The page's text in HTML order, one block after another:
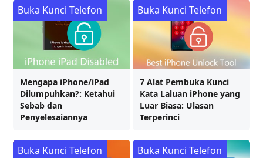
Mengapa iPhone/iPad
Dilumpuhkan?: Ketahui
Sebab dan
Penyelesaiannya
Buka Kunci Telefon
7 Alat Pembuka Kunci
Kata Laluan iPhone yang
Luar Biasa: Ulasan
Terperinci
Buka Kunci Telefon
Buka Kunci Telefon Buka Kunci Telefon